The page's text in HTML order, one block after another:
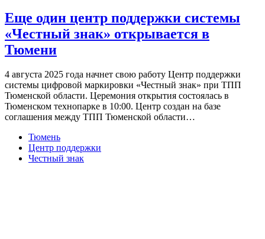
Еще один центр поддержки системы
«Честный знак» открывается в
Тюмени
4 августа 2025 года начнет свою работу Центр поддержки
системы цифровой маркировки «Честный знак» при ТПП
Тюменской области. Церемония открытия состоялась в
Тюменском технопарке в 10:00. Центр создан на базе
соглашения между ТПП Тюменской области…
Тюмень
Центр поддержки
Честный знак